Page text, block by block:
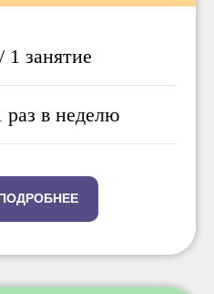
1 занятие
раз в неделю